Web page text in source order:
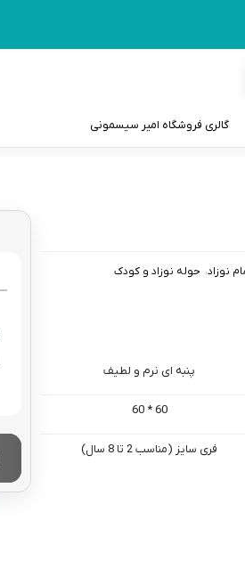
گالری فروشگاه امیر سیسمونی
نوزاد حوله نوزاد و کودک
پنبه ای نرم و لطیف
60 * 60
فری سایز (مناسب 2 تا 8 سال)